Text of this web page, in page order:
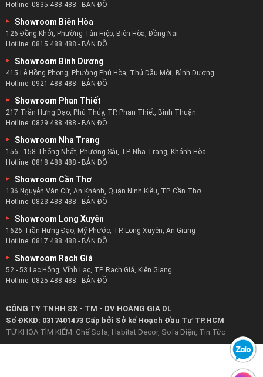
Hotline: 0835.488.488 - BẢN ĐỒ
Showroom Biên Hòa
126 Đồng Khởi, Phường Tân Hiệp, Biên Hòa, Đồng Nai
Hotline: 0815.488.488 - BẢN ĐỒ
Showroom Bình Dương
415 Lê Hồng Phong, Phường Phú Hòa, Thủ Dầu Một, Bình Dương
Hotline: 0921.488.488 - BẢN ĐỒ
Showroom Phan Thiết
217 Trần Hưng Đạo, Phú Thủy, TP. Phan Thiết, Bình Thuận
Hotline: 0829.488.488 - BẢN ĐỒ
Showroom Nha Trang
156 - 158 Thống Nhất, Phương Sài, TP. Nha Trang, Khánh Hòa
Hotline: 0818.488.488 - BẢN ĐỒ
Showroom Cần Thơ
136 Nguyễn Văn Cừ, An Khánh, Quận Ninh Kiều, TP. Cần Thơ
Hotline: 0823.488.488 - BẢN ĐỒ
Showroom Long Xuyên
1626 Trần Hưng Đạo, Mỹ Phước, TP. Long Xuyên, An Giang
Hotline: 0817.488.488 - BẢN ĐỒ
Showroom Rạch Giá
52 - 53 Lạc Hồng, Vĩnh Lạc, TP. Rạch Giá, Kiên Giang
Hotline: 0825.488.488 - BẢN ĐỒ
CÔNG TY TNHH SX - TM - DV HOÀNG GIA DL
Số ĐKKD: 0317401473 Cấp bởi Sở kế Hoạch Đầu Tư TP.HCM
TỪ KHÓA TÌM KIẾM: Ghế Sofa, Habitat Decor, Sofa Điện, Tin Tức